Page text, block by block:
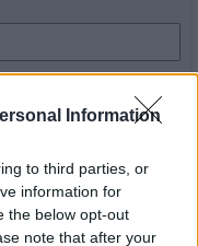
Information
to third parties, or
information for
the below opt-out
note that after your